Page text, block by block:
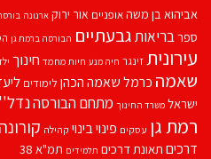
אביהוא בן משהאופניים אור ירוק ארנונה
ספרבריאותגבעתיים הבורסה ברמת גן
עירוניתזינגר חיה מנע חיות מחמד חינוך
שאמה כרמל שאמה הכהן לימודים
ישראל משרד החינוך מתחם הבורסה
רמת גן עסקים פינוי בינוי קהילה קורונה
דרכים תאונת דרכים תלמידים תמ"א 38